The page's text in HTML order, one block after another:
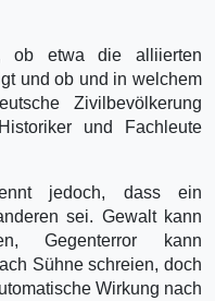
ob etwa die alliierten
und ob und in welchem
Zivilbevölkerung
und Fachleute
jedoch, dass ein
sei. Gewalt kann
Gegenterror kann
Sühne schreien, doch
Wirkung nach